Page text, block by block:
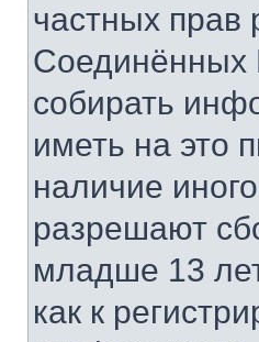
частных прав
Соединённых
собирать
иметь на это
наличие
разрешают
младше 13
как к